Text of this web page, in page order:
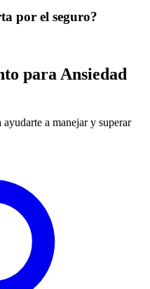
por el seguro?
para Ansiedad
a manejar y superar